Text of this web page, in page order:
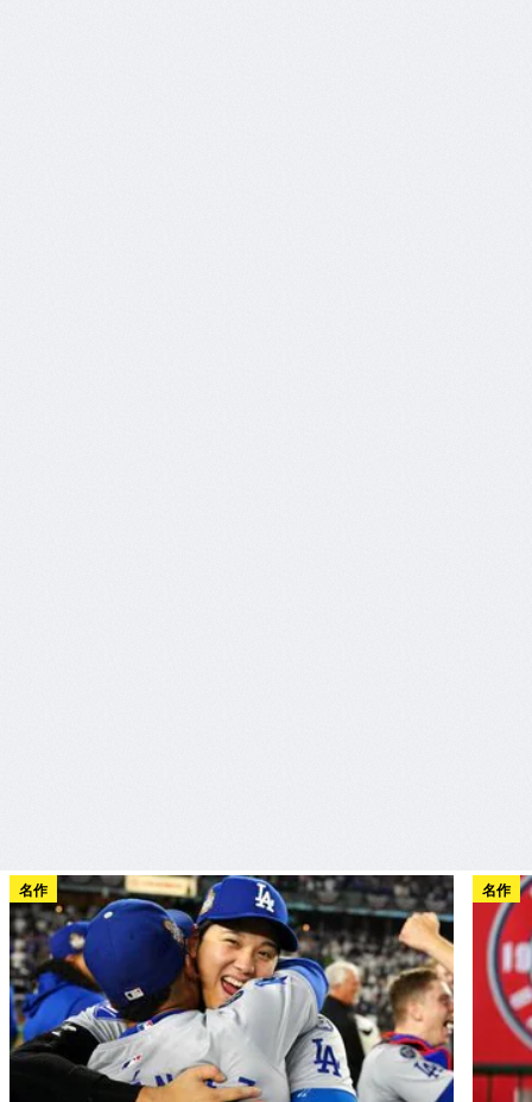
名作 名作